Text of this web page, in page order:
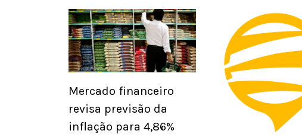
Mercado financeiro
revisa previsão da
inflação para 4,86%